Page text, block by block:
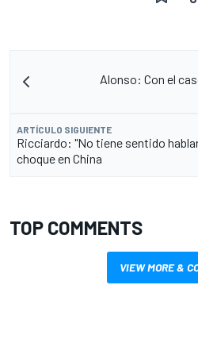
Alonso: Con el
ARTÍCULO SIGUIENTE
Ricciardo: "No tiene sentido
choque en China
TOP COMMENTS
VIEW MORE &